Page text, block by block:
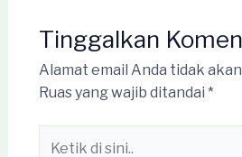
Tinggalkan
Alamat email Anda tidak
Ruas yang wajib ditandai *